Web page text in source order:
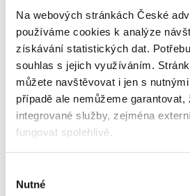
Na webových stránkách České
používáme cookies k analýze
získávání statistických dat.
souhlas s jejich využíváním.
můžete navštěvovat i jen s
případě ale nemůžeme garantovat,
integrované služby, zejména
fungovat spolehlivě.
souhlasu
Nutné
WWW: http://
Email: kancelar@chtk.cz
Telefon: +420221875402